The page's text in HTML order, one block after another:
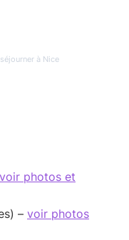
à Nice
voir photos et
– voir photos